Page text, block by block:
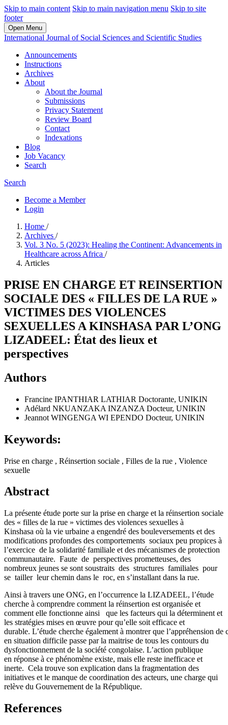
Skip to main content Skip to main navigation menu Skip to site
footer
Open Menu
International Journal of Social Sciences and Scientific Studies
Announcements
Instructions
Archives
About
About the Journal
Submissions
Privacy Statement
Review Board
Contact
Indexations
Blog
Job Vacancy
Search
Search
Become a Member
Login
Home /
Archives /
Vol. 3 No. 5 (2023): Healing the Continent: Advancements in
Healthcare across Africa /
Articles
PRISE EN CHARGE ET REINSERTION
SOCIALE DES « FILLES DE LA RUE »
VICTIMES DES VIOLENCES
SEXUELLES A KINSHASA PAR L’ONG
LIZADEEL: État des lieux et
perspectives
Authors
Francine IPANTHIAR LATHIAR Doctorante, UNIKIN
Adélard NKUANZAKA INZANZA Docteur, UNIKIN
Jeannot WINGENGA WI EPENDO Docteur, UNIKIN
Keywords:
Prise en charge , Réinsertion sociale , Filles de la rue , Violence
sexuelle
Abstract
La présente étude porte sur la prise en charge et la réinsertion sociale
des « filles de la rue » victimes des violences sexuelles à
Kinshasa où la vie urbaine a engendré des bouleversements et des
modifications profondes des comportements sociaux peu propices à
l’exercice de la solidarité familiale et des mécanismes de protection
communautaire. Faute de perspectives prometteuses, des
nombreux jeunes se sont soustraits des structures familiales pour
se tailler leur chemin dans le roc, en s’installant dans la rue.
Ainsi à travers une ONG, en l’occurrence la LIZADEEL, l’étude
cherche à comprendre comment la réinsertion est organisée et
comment elle fonctionne ainsi que les facteurs qui la déterminent et
les stratégies mises en œuvre pour qu’elle soit efficace et
durable. L’étude cherche également à montrer que l’appréhension de
en situation difficile passe par la maitrise de tous les contours du
dysfonctionnement de la société congolaise. L’action publique
en réponse à ce phénomène existe, mais elle reste inefficace et
inerte. Cela trouve son explication dans la fragmentation des
initiatives et le manque de coordination des acteurs, une charge qui
relève du Gouvernement de la République.
References